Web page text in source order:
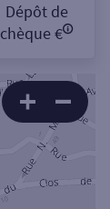
Dépôt de
chèque €